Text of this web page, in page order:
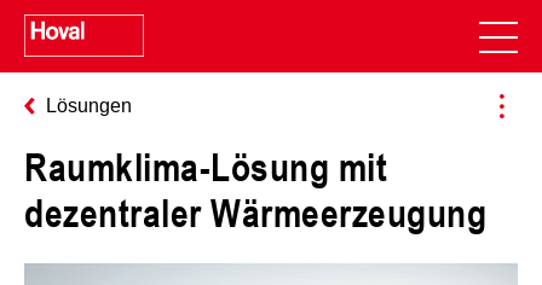
Lösungen
Raumklima-Lösung mit
dezentraler Wärmeerzeugung